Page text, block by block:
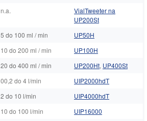
n.a.
VialTweeter na
UP200St
5 do 100 ml / min
UP50H
10 do 200 ml / min
UP100H
20 do 400 ml / min UP200Ht, UP400St
00,2 do 4 l/min
UIP2000hdT
2 do 10 l/min
UIP4000hdT
10 do 100 l/min
UIP16000